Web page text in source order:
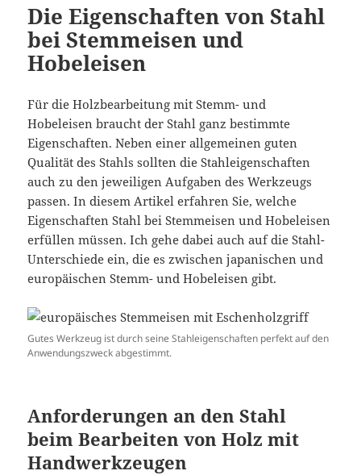
Die Eigenschaften von Stahl
bei Stemmeisen und
Hobeleisen
Für die Holzbearbeitung mit Stemm- und
Hobeleisen braucht der Stahl ganz bestimmte
Eigenschaften. Neben einer allgemeinen guten
Qualität des Stahls sollten die Stahleigenschaften
auch zu den jeweiligen Aufgaben des Werkzeugs
passen. In diesem Artikel erfahren Sie, welche
Eigenschaften Stahl bei Stemmeisen und Hobeleisen
erfüllen müssen. Ich gehe dabei auch auf die Stahl-
Unterschiede ein, die es zwischen japanischen und
europäischen Stemm- und Hobeleisen gibt.
Gutes Werkzeug ist durch seine Stahleigenschaften perfekt auf den
Anwendungszweck abgestimmt.
Anforderungen an den Stahl
beim Bearbeiten von Holz mit
Handwerkzeugen